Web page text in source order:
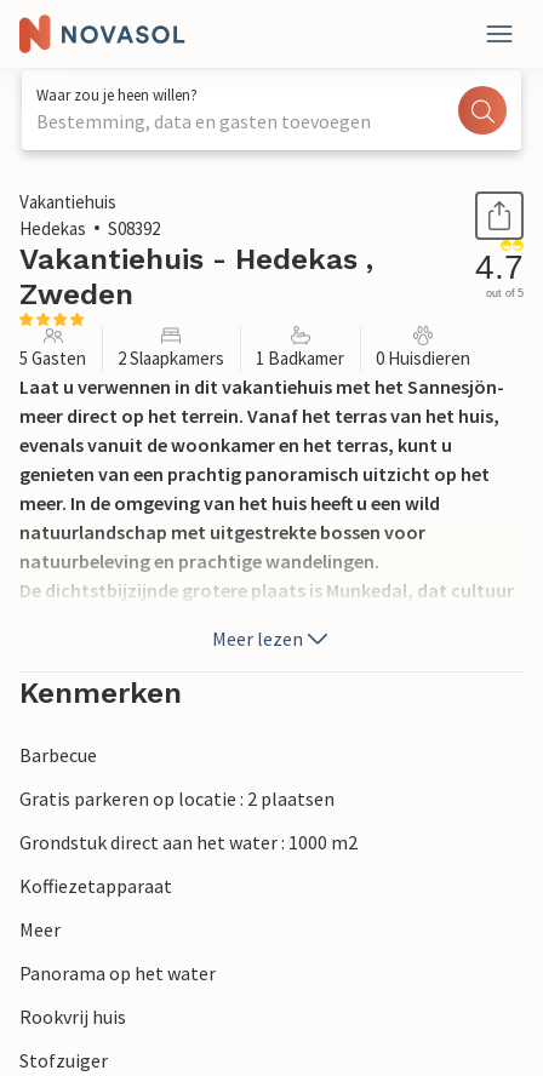
Waar zou je heen willen?
Bestemming, data en gasten toevoegen
1 / 14
Vakantiehuis
Hedekas
S08392
Vakantiehuis - Hedekas ,
Zweden
4.7
out of 5
5 Gasten 2 Slaapkamers 1 Badkamer 0 Huisdieren
Laat u verwennen in dit vakantiehuis met het Sannesjön-
meer direct op het terrein. Vanaf het terras van het huis,
evenals vanuit de woonkamer en het terras, kunt u
genieten van een prachtig panoramisch uitzicht op het
meer. In de omgeving van het huis heeft u een wild
natuurlandschap met uitgestrekte bossen voor
natuurbeleving en prachtige wandelingen.
De dichtstbijzijnde grotere plaats is Munkedal, dat cultuur
de fiets bij u heeft, kunt u op de fiets naar verschillende
rommelmarkten, gezellige cafés of pak uw eigen
picknickmand en maak een uitstapje naar een van de
Meer lezen
Kenmerken
Barbecue
Gratis parkeren op locatie : 2 plaatsen
Grondstuk direct aan het water : 1000 m2
Koffiezetapparaat
Meer
Panorama op het water
Rookvrij huis
Stofzuiger